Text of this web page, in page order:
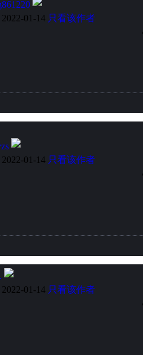
01-14 只看该作者
01-14 只看该作者
01-14 只看该作者